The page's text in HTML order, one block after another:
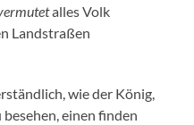
alles Volk
Landstraßen
wie der König,
einen finden